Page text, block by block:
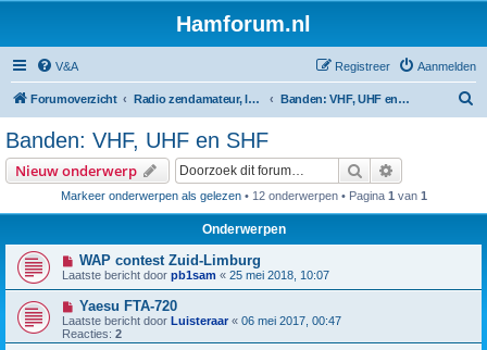
Hamforum.nl
V&A Aanmelden
Registreer
Forumoverzicht Radio zendamateur, luisteramateur en elektronica zelfbouw Banden: VHF, UHF en SHF
Banden: VHF, UHF en SHF
Nieuw onderwerp Zoek
Markeer onderwerpen als gelezen• 12 onderwerpen • Pagina 1 van 1
Onderwerpen
WAP contest Zuid-Limburg
Laatste bericht door pb1sam « 25 mei 2018, 10:07
Yaesu FTA-720
Laatste bericht door Luisteraar « 06 mei 2017, 00:47
Reacties: 2